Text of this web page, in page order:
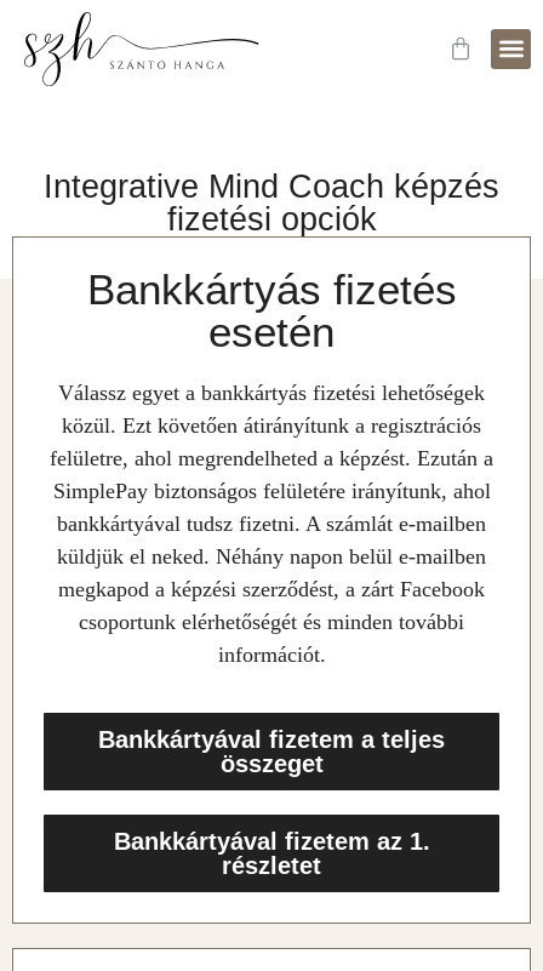
Integrative Mind Coach képzés
fizetési opciók
Bankkártyás fizetés
esetén
Válassz egyet a bankkártyás fizetési lehetőségek
közül. Ezt követően átirányítunk a regisztrációs
felületre, ahol megrendelheted a képzést. Ezután a
SimplePay biztonságos felületére irányítunk, ahol
bankkártyával tudsz fizetni. A számlát e-mailben
küldjük el neked. Néhány napon belül e-mailben
megkapod a képzési szerződést, a zárt Facebook
csoportunk elérhetőségét és minden további
információt.
Bankkártyával fizetem a teljes
összeget
Bankkártyával fizetem az 1.
részletet